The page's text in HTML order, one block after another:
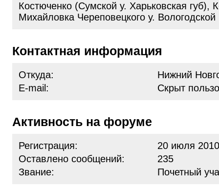
Костюченко (Сумской у. Харьковская губ),
Михайловка Череповецкого у. Вологодской
Контактная информация
Откуда:
Нижний
E-mail:
Скрыт
Активность на форуме
Регистрация:
20 июля
Оставлено сообщений:
235
Звание:
Почетный